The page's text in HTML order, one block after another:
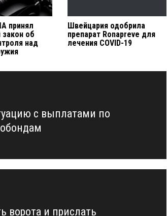
принял
об
над
Швейцария одобрила
препарат Ronapreve для
лечения COVID-19
с выплатами по
и прислать